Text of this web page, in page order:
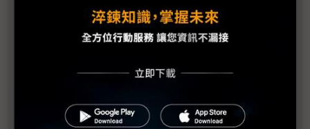
美中貿易戰攪亂半導體供應鏈 反刺激材料運用更有
美中貿易戰波及被動元件拉貨急凍 製造商擴產中如
何因應成難題